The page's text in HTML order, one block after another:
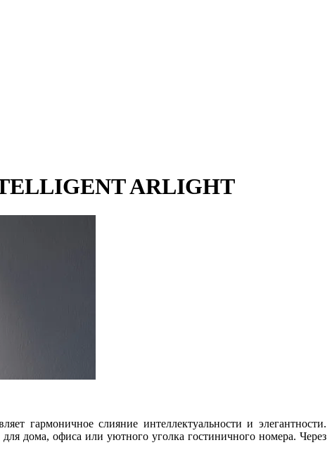
ARLIGHT
гармоничное слияние интеллектуальности и элегантности.
дома, офиса или уютного уголка гостиничного номера. Через